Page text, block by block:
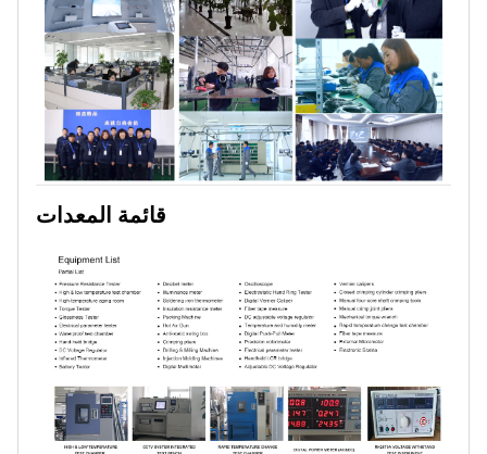
قائمة المعدات